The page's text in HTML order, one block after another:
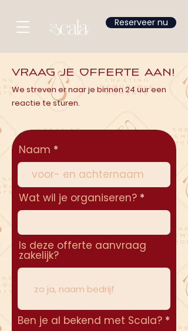
Reserveer nu
Vraag je offerte aan!
We streven er naar je binnen 24 uur een
reactie te sturen.
Naam
Wat wil je organiseren?
Is deze offerte aanvraag
zakelijk?
Ben je al bekend met Scala? *